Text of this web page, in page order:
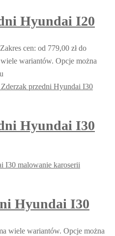
Hyundai I20
Zakres cen: od 779,00 zł do
wariantów. Opcje można
Hyundai I30
Hyundai I30
wiele wariantów. Opcje można